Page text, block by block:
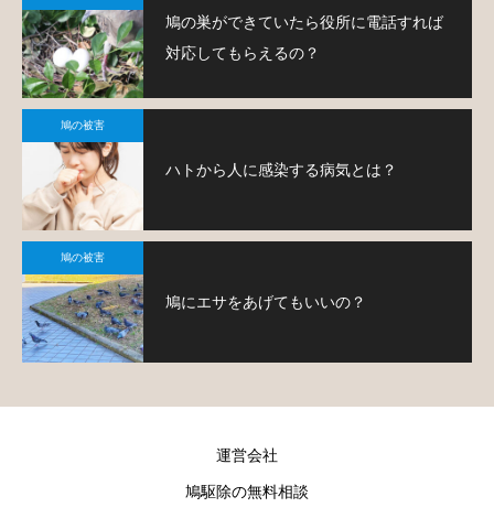
鳩の巣ができていたら役所に電話すれば
対応してもらえるの？
鳩の被害
ハトから人に感染する病気とは？
鳩の被害
鳩にエサをあげてもいいの？
運営会社
鳩駆除の無料相談